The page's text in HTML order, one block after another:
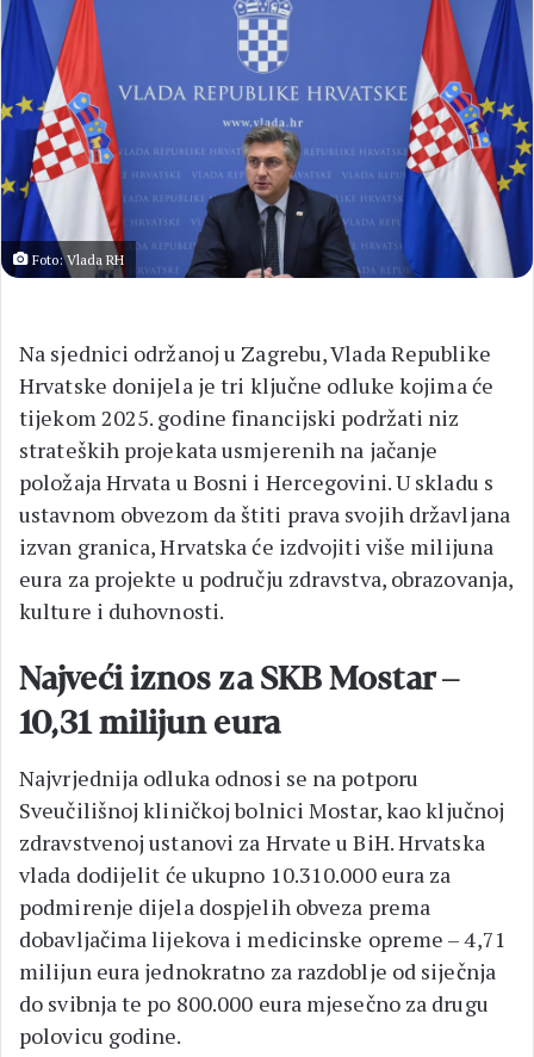
Foto: Vlada RH
Na sjednici održanoj u Zagrebu, Vlada Republike
Hrvatske donijela je tri ključne odluke kojima će
tijekom 2025. godine financijski podržati niz
strateških projekata usmjerenih na jačanje
položaja Hrvata u Bosni i Hercegovini. U skladu s
ustavnom obvezom da štiti prava svojih državljana
izvan granica, Hrvatska će izdvojiti više milijuna
eura za projekte u području zdravstva, obrazovanja,
kulture i duhovnosti.
Najveći iznos za SKB Mostar –
10,31 milijun eura
Najvrjednija odluka odnosi se na potporu
Sveučilišnoj kliničkoj bolnici Mostar, kao ključnoj
zdravstvenoj ustanovi za Hrvate u BiH. Hrvatska
vlada dodijelit će ukupno 10.310.000 eura za
podmirenje dijela dospjelih obveza prema
dobavljačima lijekova i medicinske opreme – 4,71
milijun eura jednokratno za razdoblje od siječnja
do svibnja te po 800.000 eura mjesečno za drugu
polovicu godine.